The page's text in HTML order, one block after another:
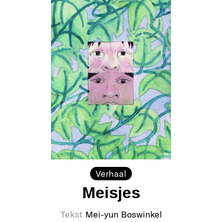
Verhaal
Meisjes
Tekst Mei-yun Boswinkel